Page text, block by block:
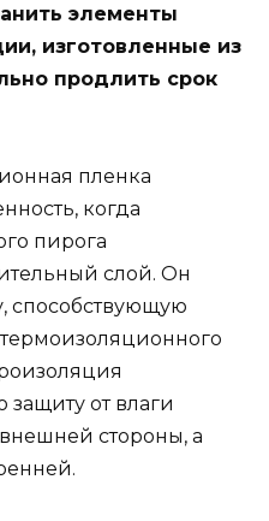
элементы
изготовленные из
продлить срок
пленка
когда
пирога
слой. Он
способствующую
от влаги
стороны, а